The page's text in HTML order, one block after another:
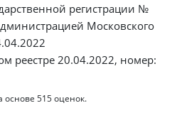
регистрации №
Московского
реестре 20.04.2022, номер:
основе 515оценок.